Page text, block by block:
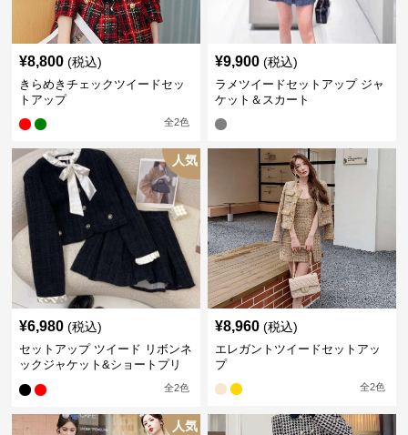
¥8,800 (税込)
きらめきチェックツイードセッ
トアップ
全2色
¥9,900 (税込)
ラメツイードセットアップ ジャ
ケット＆スカート
人気
¥6,980 (税込)
セットアップ ツイード リボンネ
ックジャケット&ショートプリ
全2色
¥8,960 (税込)
エレガントツイードセットアッ
プ
全2色
人気